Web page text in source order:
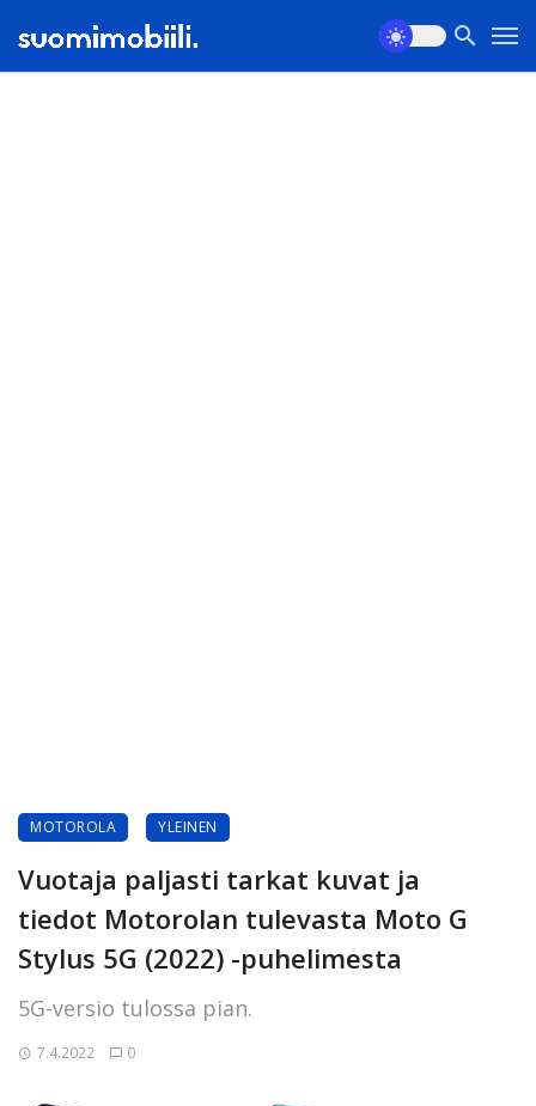
MOTOROLA YLEINEN
Vuotaja paljasti tarkat kuvat ja
tiedot Motorolan tulevasta Moto G
Stylus 5G (2022) -puhelimesta
5G-versio tulossa pian.
7.4.2022 0